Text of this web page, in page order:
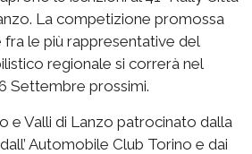
La competizione promossa
le più rappresentative del
regionale si correrà nel
Settembre prossimi.
e Valli di Lanzo patrocinato dalla
Automobile Club Torino e dai